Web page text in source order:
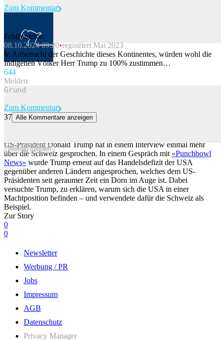
Beitrag melden
Zum Kommentar
Fehlfunktion
08.10.2024 09:20 registriert Mai 2023
In Anbetracht der Geschichte dieses Kontinentes, würden wohl die
Indigenen Völker Herr Trump zu 100% zustimmen…
644
Melden
Beitrag melden
Zum Kommentar
37 Alle Kommentare anzeigen
US-Präsident Donald Trump hat in einem Interview einmal mehr
über die Schweiz gesprochen. In einem Gespräch mit «Punchbowl
News» wurde Trump erneut auf das Handelsdefizit der USA
gegenüber anderen Ländern angesprochen, welches dem US-
Präsidenten seit geraumer Zeit ein Dorn im Auge ist. Dabei
versuchte Trump, zu erklären, warum sich die USA in einer
Machtposition befinden – und verwendete dafür die Schweiz als
Beispiel.
Zur Story
0
0
Newsletter
Werbung / PR
Jobs
Impressum
AGB
Datenschutz
Privacy Manager